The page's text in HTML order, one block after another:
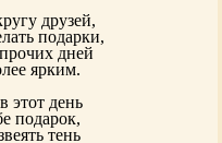
друзей,
подарки,
дней
ярким.
этот день
подарок,
тень